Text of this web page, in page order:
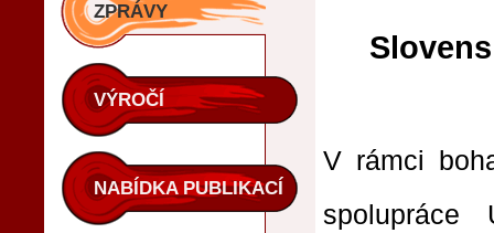
ZPRÁVY
VÝROČÍ
NABÍDKA PUBLIKACÍ
V rámci
spolupráce